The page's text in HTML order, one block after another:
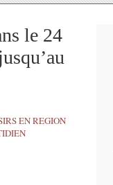
le 24
EN REGION